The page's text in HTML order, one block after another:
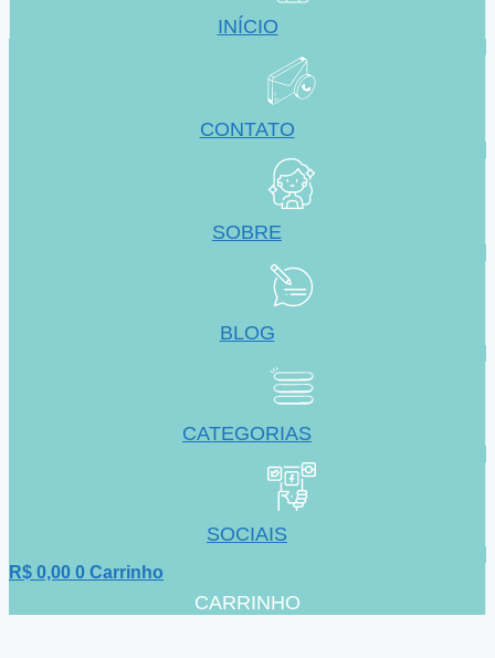
INÍCIO
CONTATO
SOBRE
BLOG
CATEGORIAS
SOCIAIS
R$ 0,00 0 Carrinho
CARRINHO